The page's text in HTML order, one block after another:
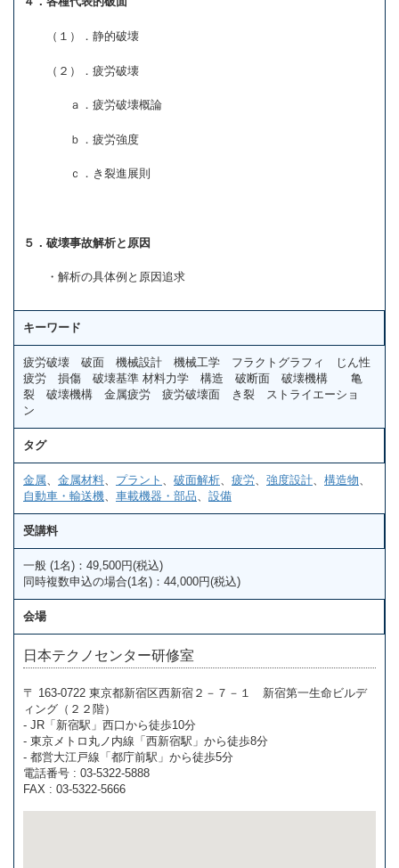
（１）．静的破壊
（２）．疲労破壊
ａ．疲労破壊概論
ｂ．疲労強度
ｃ．き裂進展則
５．破壊事故解析と原因
・解析の具体例と原因追求
キーワード
疲労破壊 破面 機械設計 機械工学 フラクトグラフィ じん性
疲労 損傷 破壊基準 材料力学 構造 破断面 破壊機構 亀
裂 破壊機構 金属疲労 疲労破壊面 き裂 ストライエーショ
ン
タグ
金属 金属材料 プラント 破面解析 疲労 強度設計 構造物
自動車・輸送機
車載機器・部品 設備
受講料
一般 (1名)：49,500円(税込)
同時複数申込の場合(1名)：44,000円(税込)
会場
日本テクノセンター研修室
〒 163-0722 東京都新宿区西新宿２－７－１ 新宿第一生命ビルデ
ィング（２２階）
- JR「新宿駅」西口から徒歩10分
- 東京メトロ丸ノ内線「西新宿駅」から徒歩8分
- 都営大江戸線「都庁前駅」から徒歩5分
電話番号 : 03-5322-5888
FAX : 03-5322-5666